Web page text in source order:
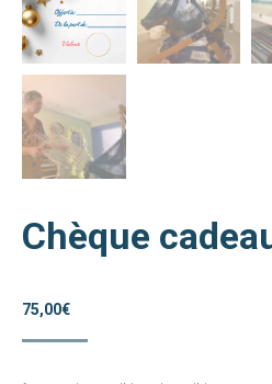
Chèque
75,00€